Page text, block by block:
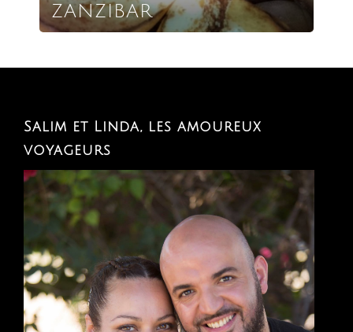
ZANZIBAR
Salim et Linda, les amoureux
voyageurs